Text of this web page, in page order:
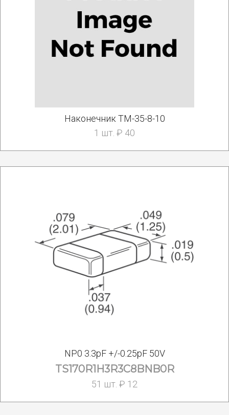
Наконечник ТМ-35-8-10
1 шт. ₽ 40
NP0 3.3pF +/-0.25pF 50V
TS170R1H3R3C8BNB0R
51 шт. ₽ 12